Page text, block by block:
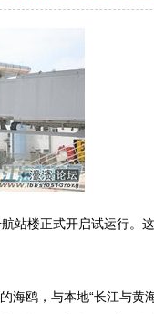
站楼正式开启试运行。
鸥，与本地“长江与